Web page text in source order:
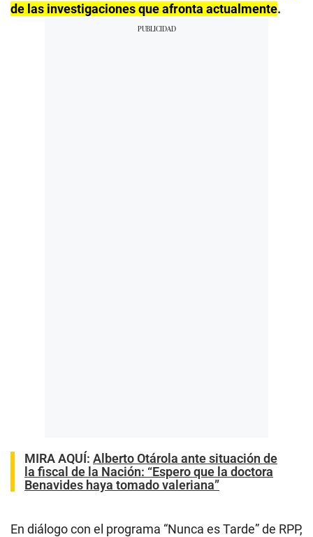
de las investigaciones que afronta actualmente.
MIRA AQUÍ: Alberto Otárola ante situación de
la fiscal de la Nación: “Espero que la doctora
Benavides haya tomado valeriana”
En diálogo con el programa “Nunca es Tarde” de RPP,